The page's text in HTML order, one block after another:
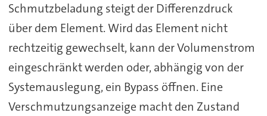
Schmutzbeladung steigt der Differenzdruck
über dem Element. Wird das Element nicht
rechtzeitig gewechselt, kann der Volumenstrom
eingeschränkt werden oder, abhängig von der
Systemauslegung, ein Bypass öffnen. Eine
Verschmutzungsanzeige macht den Zustand